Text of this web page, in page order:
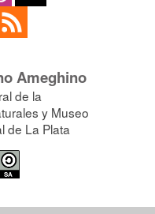
Ameghino
de la
y Museo
de La Plata